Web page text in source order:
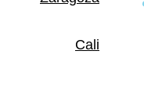
Cali